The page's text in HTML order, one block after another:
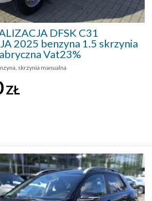
DFSK C31
2025 benzyna 1.5 skrzynia
Vat23%
skrzynia manualna
ZŁ